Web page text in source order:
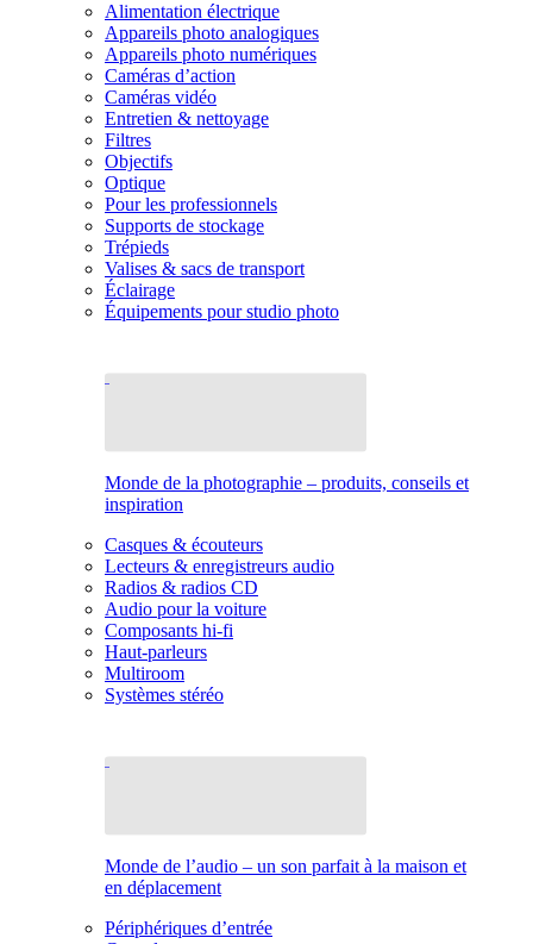
Alimentation électrique
Appareils photo analogiques
Appareils photo numériques
Caméras d’action
Caméras vidéo
Entretien & nettoyage
Filtres
Objectifs
Optique
Pour les professionnels
Supports de stockage
Trépieds
Valises & sacs de transport
Éclairage
Équipements pour studio photo
Monde de la photographie – produits, conseils et
inspiration
Casques & écouteurs
Lecteurs & enregistreurs audio
Radios & radios CD
Audio pour la voiture
Composants hi-fi
Haut-parleurs
Multiroom
Systèmes stéréo
Monde de l’audio – un son parfait à la maison et
en déplacement
Périphériques d’entrée